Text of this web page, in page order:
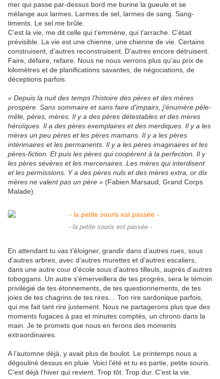
mer qui passe par-dessus bord me burine la gueule et se
mélange aux larmes. Larmes de sel, larmes de sang. Sang-
timents. Le sel me brûle.
C’est la vie, me dit celle qui t’emmène, qui t'arrache. C’était
prévisible. La vie est une chienne, une chienne de vie. Certains
construisent, d’autres reconstruisent. D’autres encore détruisent.
Faire, défaire, refaire. Nous ne nous verrons plus qu’au prix de
kilomètres et de planifications savantes, de négociations, de
déceptions parfois.
« Depuis la nuit des temps l'histoire des pères et des mères
prospère. Sans sommaire et sans faire d'impairs, j'énumère pêle-
mêle, pères, mères. Il y a des pères détestables et des mères
héroïques. Il a des pères exemplaires et des merdiques. Il y a les
mères un peu pères et les pères mamans. Il y a les pères
intérimaires et les permanents. Il y a les pères imaginaires et les
pères-fiction. Et puis les pères qui coopèrent à la perfection. Il y
les pères sévères et les mercenaires. Les mères qui interdisent
et les permissions. Y a des pères nuls et des mères extra, or dix
mères ne valent pas un père » (Fabien Marsaud, Grand Corps
Malade).
- la petite souris est passée -
En attendant tu vas t’éloigner, grandir dans d’autres rues, sous
d’autres arbres, avec d’autres murettes et d’autres escaliers,
dans une autre cour d’école sous d’autres tilleuls, auprès d’autres
toboggans. Un autre s’émerveillera de tes progrès, sera le témoin
privilégié de tes étonnements, de tes questionnements, de tes
joies de tes chagrins de tes rires… Ton rire sardonique parfois,
qui me fait tant rire justement. Nous ne partagerons plus que des
moments fugaces à pas et minutes comptés, un chrono dans la
main. Je te promets que nous en ferons des moments
extraordinaires.
A l’automne déjà, y avait plus de boulot. Le printemps nous a
dégouliné dessus en pluie. Voici l’été et tu es partie, petite souris.
C’est déjà l’hiver qui revient. Trop tôt. Trop dur. C’est la vie.